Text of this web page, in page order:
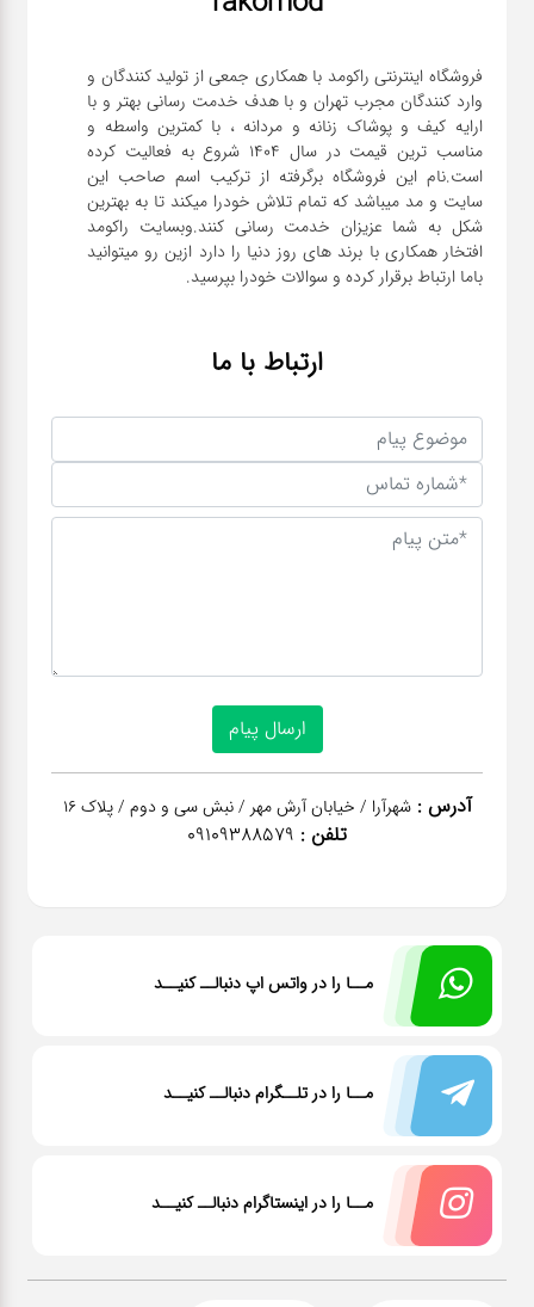
فروشگاه اینترنتی راکومد با همکاری جمعی از تولید کنندگان و
وارد کنندگان مجرب تهران و با هدف خدمت رسانی بهتر و با
ارایه کیف و پوشاک زنانه و مردانه ، با کمترین واسطه و
مناسب ترین قیمت در سال 1404 شروع به فعالیت کرده
است.نام این فروشگاه برگرفته از ترکیب اسم صاحب این
سایت و مد میباشد که تمام تلاش خودرا میکند تا به بهترین
شکل به شما عزیزان خدمت رسانی کنند.وبسایت راکومد
افتخار همکاری با برند های روز دنیا را دارد ازین رو میتوانید
باما ارتباط برقرار کرده و سوالات خودرا بپرسید.
ارتباط با ما
آدرس : شهرآرا / خیابان آرش مهر / نبش سی و دوم / پلاک 16
تلفن : 09109388579
مــا را در واتس اپ دنبالــ کنیــد
مــا را در تلــگرام دنبالــ کنیــد
مــا را در اینستاگرام دنبالــ کنیــد